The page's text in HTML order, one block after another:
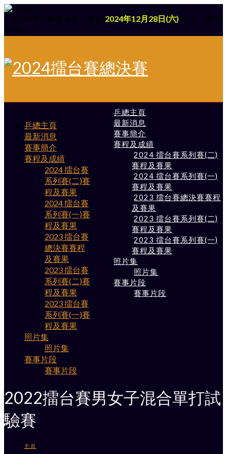
「2024擂台賽總決賽」將於 2024年12月28日(六) 舉行 ，密切
期待 !!!
乒總主頁
最新消息
賽事簡介
賽程及成績
2024 擂台賽系列賽(二)
賽程及賽果
2024 擂台賽系列賽(一)
賽程及賽果
2023 擂台賽總決賽賽程
及賽果
2023 擂台賽系列賽(二)
賽程及賽果
2023 擂台賽系列賽(一)
賽程及賽果
照片集
照片集
賽事片段
賽事片段
乒總主頁
最新消息
賽事簡介
賽程及成績
2024 擂台賽
系列賽(二)賽
程及賽果
2024 擂台賽
系列賽(一)賽
程及賽果
2023 擂台賽
總決賽賽程
及賽果
2023 擂台賽
系列賽(二)賽
程及賽果
2023 擂台賽
系列賽(一)賽
程及賽果
照片集
照片集
賽事片段
賽事片段
2022擂台賽男女子混合單打試
驗賽
主頁